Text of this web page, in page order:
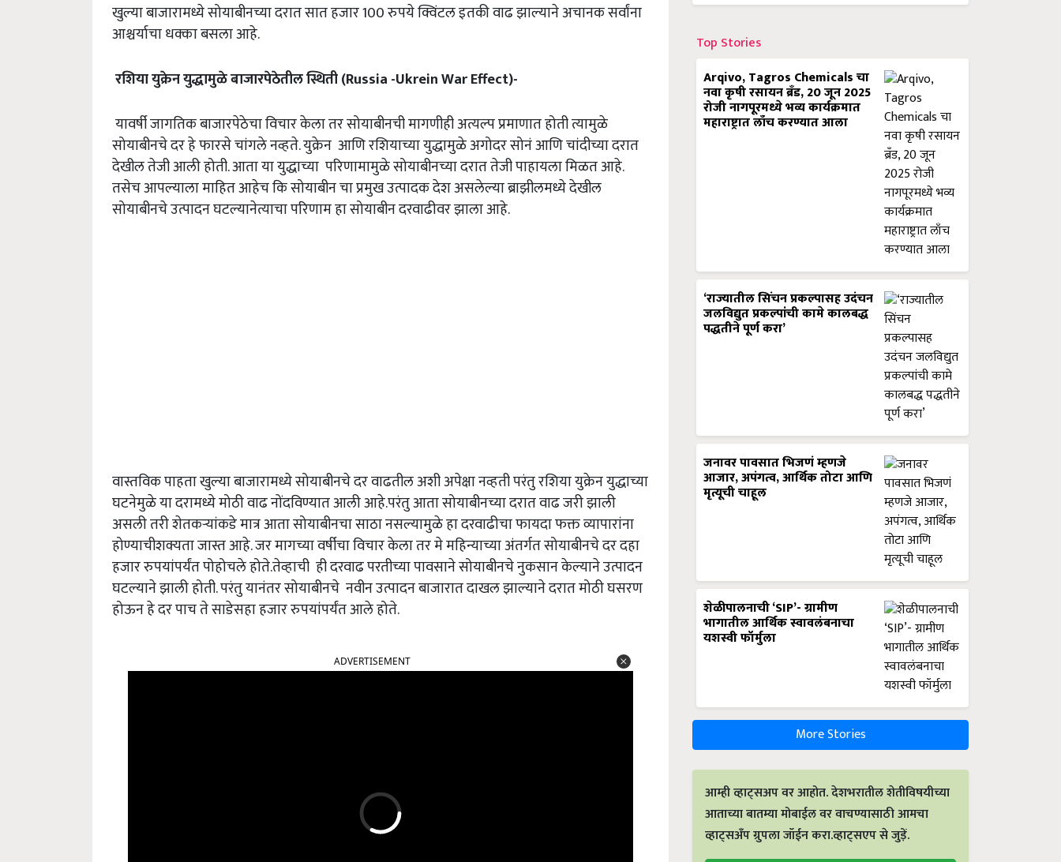
खुल्या बाजारामध्ये सोयाबीनच्या दरात सात हजार 100 रुपये क्विंटल इतकी वाढ झाल्याने अचानक सर्वांना
आश्चर्याचा धक्का बसला आहे.
रशिया युक्रेन युद्धामुळे बाजारपेठेतील स्थिती (Russia -Ukrein War Effect)-
यावर्षी जागतिक बाजारपेठेचा विचार केला तर सोयाबीनची मागणीही अत्यल्प प्रमाणात होती त्यामुळे
सोयाबीनचे दर हे फारसे चांगले नव्हते. युक्रेन आणि रशियाच्या युद्धामुळे अगोदर सोनं आणि चांदीच्या दरात
देखील तेजी आली होती. आता या युद्धाच्या परिणामामुळे सोयाबीनच्या दरात तेजी पाहायला मिळत आहे.
तसेच आपल्याला माहित आहेच कि सोयाबीन चा प्रमुख उत्पादक देश असलेल्या ब्राझीलमध्ये देखील
सोयाबीनचे उत्पादन घटल्यानेत्याचा परिणाम हा सोयाबीन दरवाढीवर झाला आहे.
वास्तविक पाहता खुल्या बाजारामध्ये सोयाबीनचे दर वाढतील अशी अपेक्षा नव्हती परंतु रशिया युक्रेन युद्धाच्या
घटनेमुळे या दरामध्ये मोठी वाढ नोंदविण्यात आली आहे.परंतु आता सोयाबीनच्या दरात वाढ जरी झाली
असली तरी शेतकऱ्यांकडे मात्र आता सोयाबीनचा साठा नसल्यामुळे हा दरवाढीचा फायदा फक्त व्यापारांना
होण्याचीशक्यता जास्त आहे. जर मागच्या वर्षीचा विचार केला तर मे महिन्याच्या अंतर्गत सोयाबीनचे दर दहा
हजार रुपयांपर्यंत पोहोचले होते.तेव्हाची ही दरवाढ परतीच्या पावसाने सोयाबीनचे नुकसान केल्याने उत्पादन
घटल्याने झाली होती. परंतु यानंतर सोयाबीनचे नवीन उत्पादन बाजारात दाखल झाल्याने दरात मोठी घसरण
होऊन हे दर पाच ते साडेसहा हजार रुपयांपर्यंत आले होते.
Top Stories
Arqivo, Tagros Chemicals चा
नवा कृषी रसायन ब्रँड, 20 जून 2025
रोजी नागपूरमध्ये भव्य कार्यक्रमात
महाराष्ट्रात लाँच करण्यात आला
‘राज्यातील सिंचन प्रकल्पासह उदंचन
जलविद्युत प्रकल्पांची कामे कालबद्ध
पद्धतीने पूर्ण करा’
जनावर पावसात भिजणं म्हणजे
आजार, अपंगत्व, आर्थिक तोटा आणि
मृत्यूची चाहूल
शेळीपालनाची ‘SIP’- ग्रामीण
भागातील आर्थिक स्वावलंबनाचा
यशस्वी फॉर्मुला
More Stories
आम्ही व्हाट्सअप वर आहोत. देशभरातील शेतीविषयीच्या
आताच्या बातम्या मोबाईल वर वाचण्यासाठी आमचा
व्हाट्सअँप ग्रुपला जॉईन करा.व्हाट्सएप से जुड़ें.